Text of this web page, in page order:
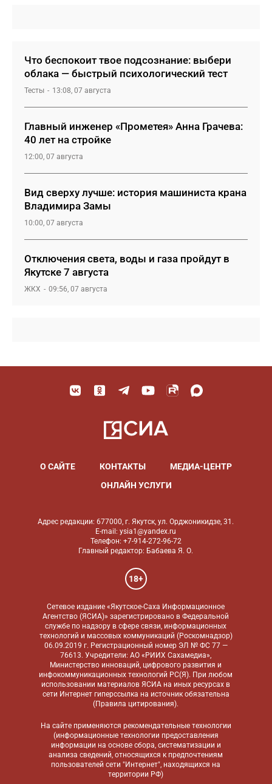
Что беспокоит твое подсознание: выбери
облака — быстрый психологический тест
Тесты 13:08, 07 августа
Главный инженер «Прометея» Анна Грачева:
40 лет на стройке
12:00, 07 августа
Вид сверху лучше: история машиниста крана
Владимира Замы
10:00, 07 августа
Отключения света, воды и газа пройдут в
Якутске 7 августа
ЖКХ 09:56, 07 августа
О САЙТЕ КОНТАКТЫ
МЕДИА-ЦЕНТР
ОНЛАЙН УСЛУГИ
Адрес редакции: 677000, г. Якутск, ул. Орджоникидзе, 31.
E-mail: ysia1@yandex.ru
Телефон: +7-914-272-96-72
Главный редактор: Бабаева Я. О.
18+
Сетевое издание «Якутское-Саха Информационное
Агентство (ЯСИА)» зарегистрировано в Федеральной
службе по надзору в сфере связи, информационных
технологий и массовых коммуникаций (Роскомнадзор)
06.09.2019 г. Регистрационный номер ЭЛ № ФС 77 —
76613. Учредители: АО «РИИХ Сахамедиа»,
Министерство инноваций, цифрового развития и
инфокоммуникационных технологий РС(Я). При любом
использовании материалов ЯСИА на иных ресурсах в
сети Интернет гиперссылка на источник обязательна
(Правила цитирования).
На сайте применяются рекомендательные технологии
(информационные технологии предоставления
информации на основе сбора, систематизации и
анализа сведений, относящихся к предпочтениям
пользователей сети "Интернет", находящихся на
территории РФ)